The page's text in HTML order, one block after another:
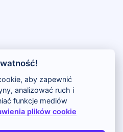
aby zapewnić
analizować ruch i
funkcje mediów
plików cookie